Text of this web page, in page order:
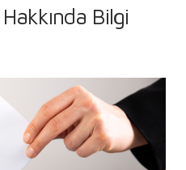
Bilgi